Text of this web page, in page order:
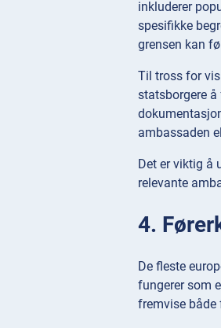
inkluderer
spesifikke
grensen kan
Til tross for
statsborgere
ambassaden
Det er viktig å
relevante
4.
De fleste
fungerer som
fremvise både